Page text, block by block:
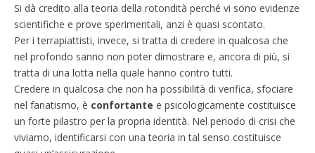
Si dà credito alla teoria della rotondità perché vi sono evidenze
scientifiche e prove sperimentali, anzi è quasi scontato.
Per i terrapiattisti, invece, si tratta di credere in qualcosa che
nel profondo sanno non poter dimostrare e, ancora di più, si
tratta di una lotta nella quale hanno contro tutti.
Credere in qualcosa che non ha possibilità di verifica, sfociare
nel fanatismo, è confortante e psicologicamente costituisce
un forte pilastro per la propria identità. Nel periodo di crisi che
viviamo, identificarsi con una teoria in tal senso costituisce